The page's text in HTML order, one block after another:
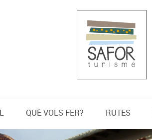
QUÈ VOLS FER? RUTES